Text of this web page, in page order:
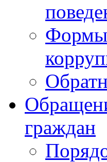
Формы
граждан